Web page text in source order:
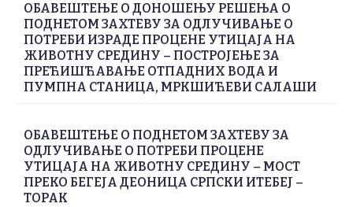
ОБАВЕШТЕЊЕ О ДОНОШЕЊУ РЕШЕЊА О
ПОДНЕТОМ ЗАХТЕВУ ЗА ОДЛУЧИВАЊЕ О
ПОТРЕБИ ИЗРАДЕ ПРОЦЕНЕ УТИЦАЈА НА
ЖИВОТНУ СРЕДИНУ – ПОСТРОЈЕЊЕ ЗА
ПРЕЋИШЋАВАЊЕ ОТПАДНИХ ВОДА И
ПУМПНА СТАНИЦА, МРКШИЋЕВИ САЛАШИ
ОБАВЕШТЕЊЕ О ПОДНЕТОМ ЗАХТЕВУ ЗА
ОДЛУЧИВАЊЕ О ПОТРЕБИ ПРОЦЕНЕ
УТИЦАЈА НА ЖИВОТНУ СРЕДИНУ – МОСТ
ПРЕКО БЕГЕЈА ДЕОНИЦА СРПСКИ ИТЕБЕЈ –
ТОРАК